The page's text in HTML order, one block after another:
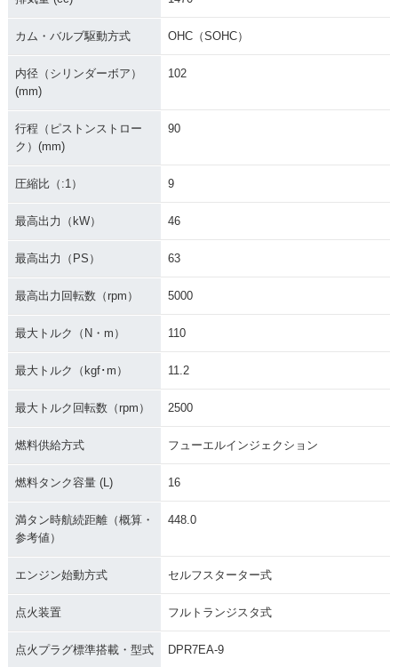
カム・バルブ駆動方式 OHC（SOHC）
内径（シリンダーボア）
(mm)
102
行程（ピストンストロー
ク）(mm)
90
圧縮比（:1） 9
最高出力（kW） 46
最高出力（PS） 63
最高出力回転数（rpm） 5000
最大トルク（N・m） 110
最大トルク（kgf･m） 11.2
最大トルク回転数（rpm） 2500
燃料供給方式 フューエルインジェクション
燃料タンク容量 (L) 16
満タン時航続距離（概算・
参考値）
448.0
エンジン始動方式 セルフスターター式
点火装置 フルトランジスタ式
点火プラグ標準搭載・型式 DPR7EA-9